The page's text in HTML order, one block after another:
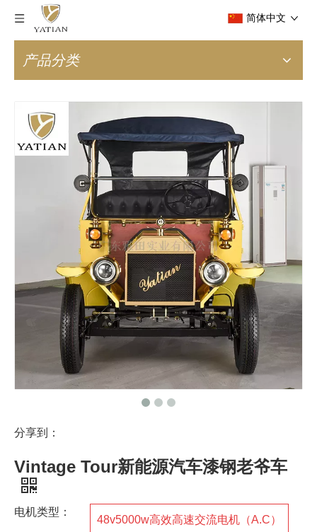
简体中文
产品分类
分享到：
Vintage Tour新能源汽车漆钢老爷车
电机类型：
48v5000w高效高速交流电机（A.C）